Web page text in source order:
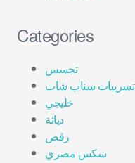
Categories
تجسس
تسريبات سناب شات
خليجي
دياثة
رقص
سكس مصري